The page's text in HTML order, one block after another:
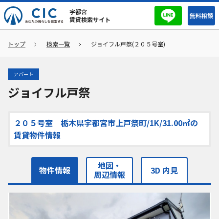
宇都宮
賃貸検索サイト
無料相談
トップ 検索一覧 ジョイフル戸祭(２０５号室)
アパート
ジョイフル戸祭
２０５号室 栃木県宇都宮市上戸祭町/1K/31.00㎡の
賃貸物件情報
物件情報 地図・
周辺情報 3D 内見